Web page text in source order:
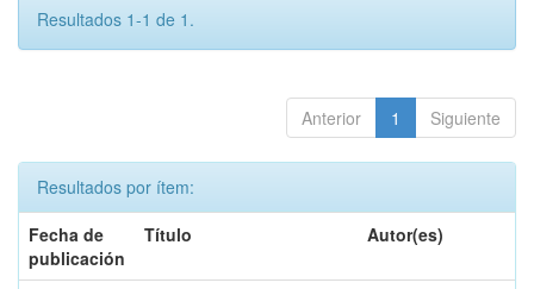
Resultados 1-1 de 1.
Anterior 1 Siguiente
Resultados por ítem:
Fecha de
publicación
Título Autor(es)